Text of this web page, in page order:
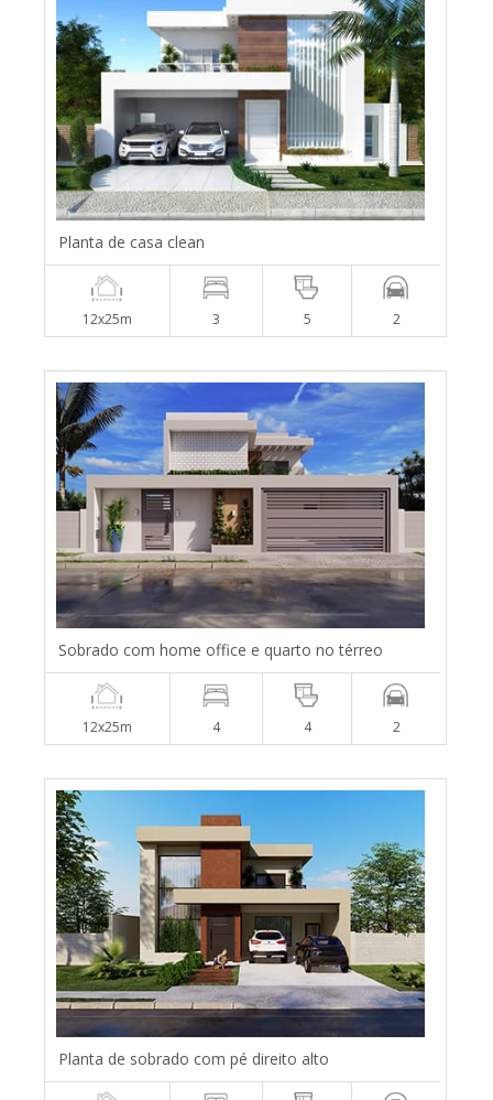
Planta de casa clean
12x25m 3 5 2
Sobrado com home office e quarto no térreo
12x25m 4 4 2
Planta de sobrado com pé direito alto